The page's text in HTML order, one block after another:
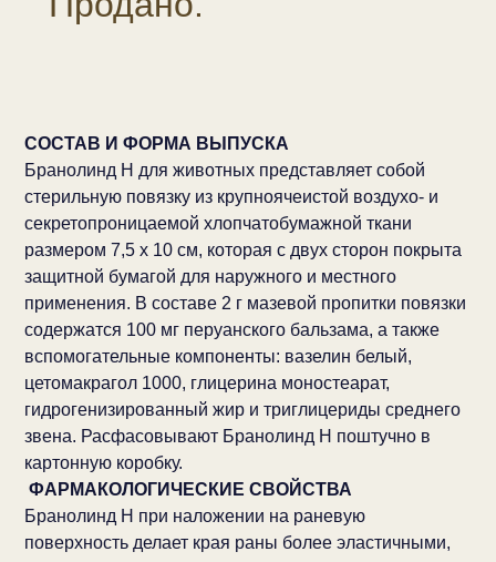
СОСТАВ И ФОРМА ВЫПУСКА
Бранолинд Н для животных представляет собой
стерильную повязку из крупноячеистой воздухо- и
секретопроницаемой хлопчатобумажной ткани
размером 7,5 х 10 см, которая с двух сторон покрыта
защитной бумагой для наружного и местного
применения. В составе 2 г мазевой пропитки повязки
содержатся 100 мг перуанского бальзама, а также
вспомогательные компоненты: вазелин белый,
цетомакрагол 1000, глицерина моностеарат,
гидрогенизированный жир и триглицериды среднего
звена. Расфасовывают Бранолинд Н поштучно в
картонную коробку.
ФАРМАКОЛОГИЧЕСКИЕ СВОЙСТВА
Бранолинд Н при наложении на раневую
поверхность делает края раны более эластичными,